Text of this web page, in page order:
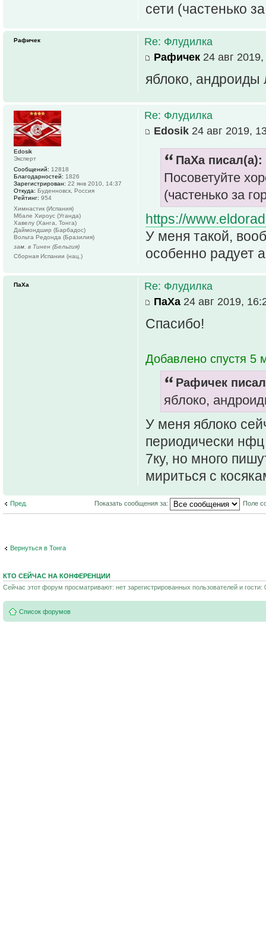
сети (частенько
Re: Флудилка
Рафичек 24 авг
яблоко, андроиды
Рафичек
Re: Флудилка
Edosik 24 авг 2019,
ПаХа писал(а):
Посоветуйте
(частенько за
https://
У меня такой,
особенно радует
Edosik
Эксперт
Сообщений: 12818
Благодарностей: 1826
Зарегистрирован: 22 янв 2010, 14:37
Откуда: Буденновск, Россия
Рейтинг: 954
Химнастик (Испания)
Мбале Хироус (Уганда)
Хавелу (Ханга, Тонга)
Даймондшир (Барбадос)
Вольта Редонда (Бразилия)
зам. в Тинен (Бельгия)
Сборная Испании (нац.)
Re: Флудилка
ПаХа 24 авг 2019,
Спасибо!
Добавлено спустя 5
Рафичек
яблоко,
У меня яблоко
периодически нфц
7ку, но много
мириться с
ПаХа
Пред. Показать сообщения за: Поле
Вернуться в Тонга
КТО СЕЙЧАС НА КОНФЕРЕНЦИИ
Сейчас этот форум просматривают: нет зарегистрированных пользователей и гости:
Список форумов